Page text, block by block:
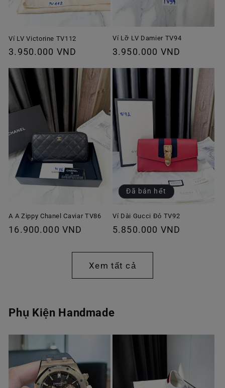
Ví LV Victorine TV112
Giá
thường
3.950.000 VND
Ví Lỡ LV Damier TV94
Giá
thường
3.950.000 VND
A A Zippy Chanel Caviar TV86
Giá
16.900.000 VND
Đã bán hết
Ví Dài Gucci Đỏ TV92
Giá
thường
5.850.000 VND
Xem tất cả
Phụ Kiện Handmade